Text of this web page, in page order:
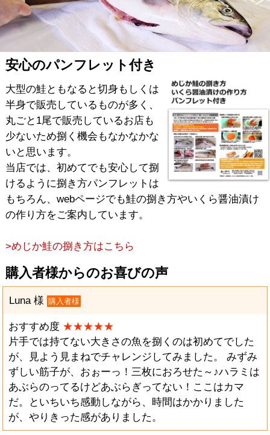
安心のパンフレット付き
大型の鮭ともなると切身もしくは
半身で販売しているものが多く、
丸ごと1尾で販売しているお店も
少ないため捌く機会もなかなかな
いと思います。
当店では、初めてでも安心して捌
けるように捌き方パンフレットは
もちろん、webページでも鮭の捌き方やいくら醤油漬け
の作り方をご案内しています。
>めじか鮭の捌き方はこちら
購入者様からのお喜びの声
Luna 様 購入者様
おすすめ度 ★★★★★
片手では持てない大きさの魚を捌くのは初めてでした
が、見よう見まねでチャレンジしてみました。 みずみ
ずしい筋子が、おぉーっ！三枚におろせた～♪ハラミは
あぶらのってるけどあぶらぎってない！ここはカマ
だ。といちいち感動しながら、時間はかかりました
が、やりきった感がありました。